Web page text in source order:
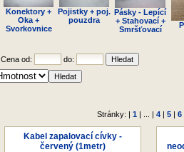
Konektory +
Oka +
Svorkovnice
Pojistky + poj.
pouzdra
Pásky - Lepící
+ Stahovací +
Smršťovací
Cena od: do:
Stránky: | 1| ... | 4| 5| 6
Kabel zapalovací cívky -
červený (1metr)